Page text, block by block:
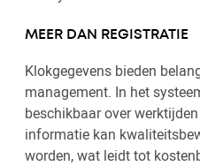
MEER DAN REGISTRATIE
Klokgegevens bieden
management. In het
beschikbaar over
informatie kan
worden, wat leidt tot